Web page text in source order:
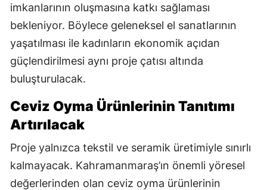
imkanlarının oluşmasına katkı sağlaması
bekleniyor. Böylece geleneksel el sanatlarının
yaşatılması ile kadınların ekonomik açıdan
güçlendirilmesi aynı proje çatısı altında
buluşturulacak.
Ceviz Oyma Ürünlerinin Tanıtımı
Artırılacak
Proje yalnızca tekstil ve seramik üretimiyle sınırlı
kalmayacak. Kahramanmaraş’ın önemli yöresel
değerlerinden olan ceviz oyma ürünlerinin